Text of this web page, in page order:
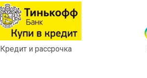
Кредит и рассрочка